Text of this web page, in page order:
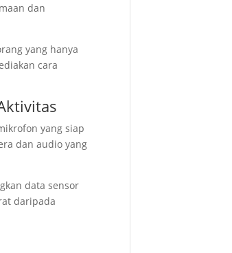
dan
yang hanya
cara
yang siap
dan audio yang
data sensor
daripada